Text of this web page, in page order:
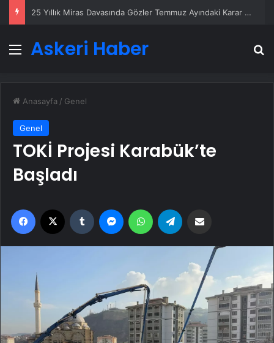
25 Yıllık Miras Davasında Gözler Temmuz Ayındaki Karar Duruşmasına Çevrildi
Menü
Askeri Haber
Anasayfa / Genel
Genel
TOKİ Projesi Karabük’te
Başladı
Facebook Tumblr MessengerWhatsApp